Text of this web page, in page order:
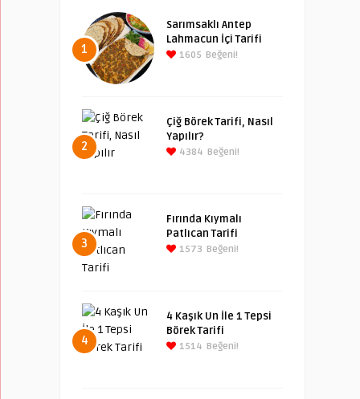
1
Sarımsaklı Antep
Lahmacun İçi Tarifi
1605 Beğeni!
2
Çiğ Börek Tarifi, Nasıl
Yapılır?
4384 Beğeni!
3
Fırında Kıymalı
Patlıcan Tarifi
1573 Beğeni!
4
4 Kaşık Un İle 1 Tepsi
Börek Tarifi
1514 Beğeni!